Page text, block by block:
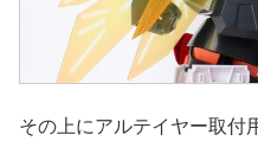
その上にアルテイヤー取付